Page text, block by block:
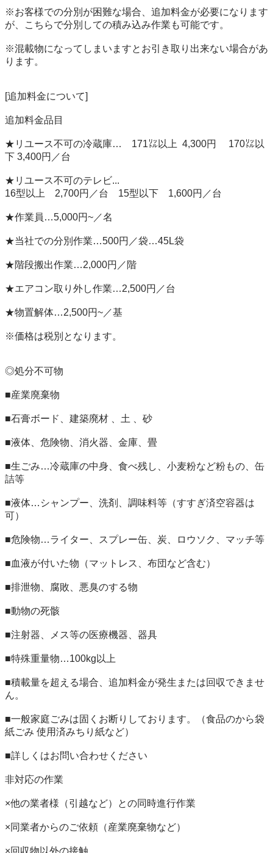
※お客様での分別が困難な場合、追加料金が必要になります
が、こちらで分別しての積み込み作業も可能です。
※混載物になってしまいますとお引き取り出来ない場合があ
ります。
[追加料金について]
追加料金品目
★リユース不可の冷蔵庫…　171㍑以上  4,300円　 170㍑以
下 3,400円／台
★リユース不可のテレビ...
16型以上　2,700円／台　15型以下　1,600円／台
★作業員…5,000円~／名
★当社での分別作業…500円／袋…45L袋
★階段搬出作業…2,000円／階
★エアコン取り外し作業…2,500円／台
★物置解体…2,500円~／基
※価格は税別となります。
◎処分不可物
■産業廃棄物
■石膏ボード、建築廃材 、土 、砂
■液体、危険物、消火器、金庫、畳
■生ごみ…冷蔵庫の中身、食べ残し、小麦粉など粉もの、缶
詰等
■液体…シャンプー、洗剤、調味料等（すすぎ済空容器は
可）
■危険物…ライター、スプレー缶、炭、ロウソク、マッチ等
■血液が付いた物（マットレス、布団など含む）
■排泄物、腐敗、悪臭のする物
■動物の死骸
■注射器、メス等の医療機器、器具
■特殊重量物…100kg以上
■積載量を超える場合、追加料金が発生または回収できませ
ん。
■一般家庭ごみは固くお断りしております。（食品のから袋
紙ごみ 使用済みちり紙など）
■詳しくはお問い合わせください
非対応の作業
×他の業者様（引越など）との同時進行作業
×同業者からのご依頼（産業廃棄物など）
×回収物以外の接触